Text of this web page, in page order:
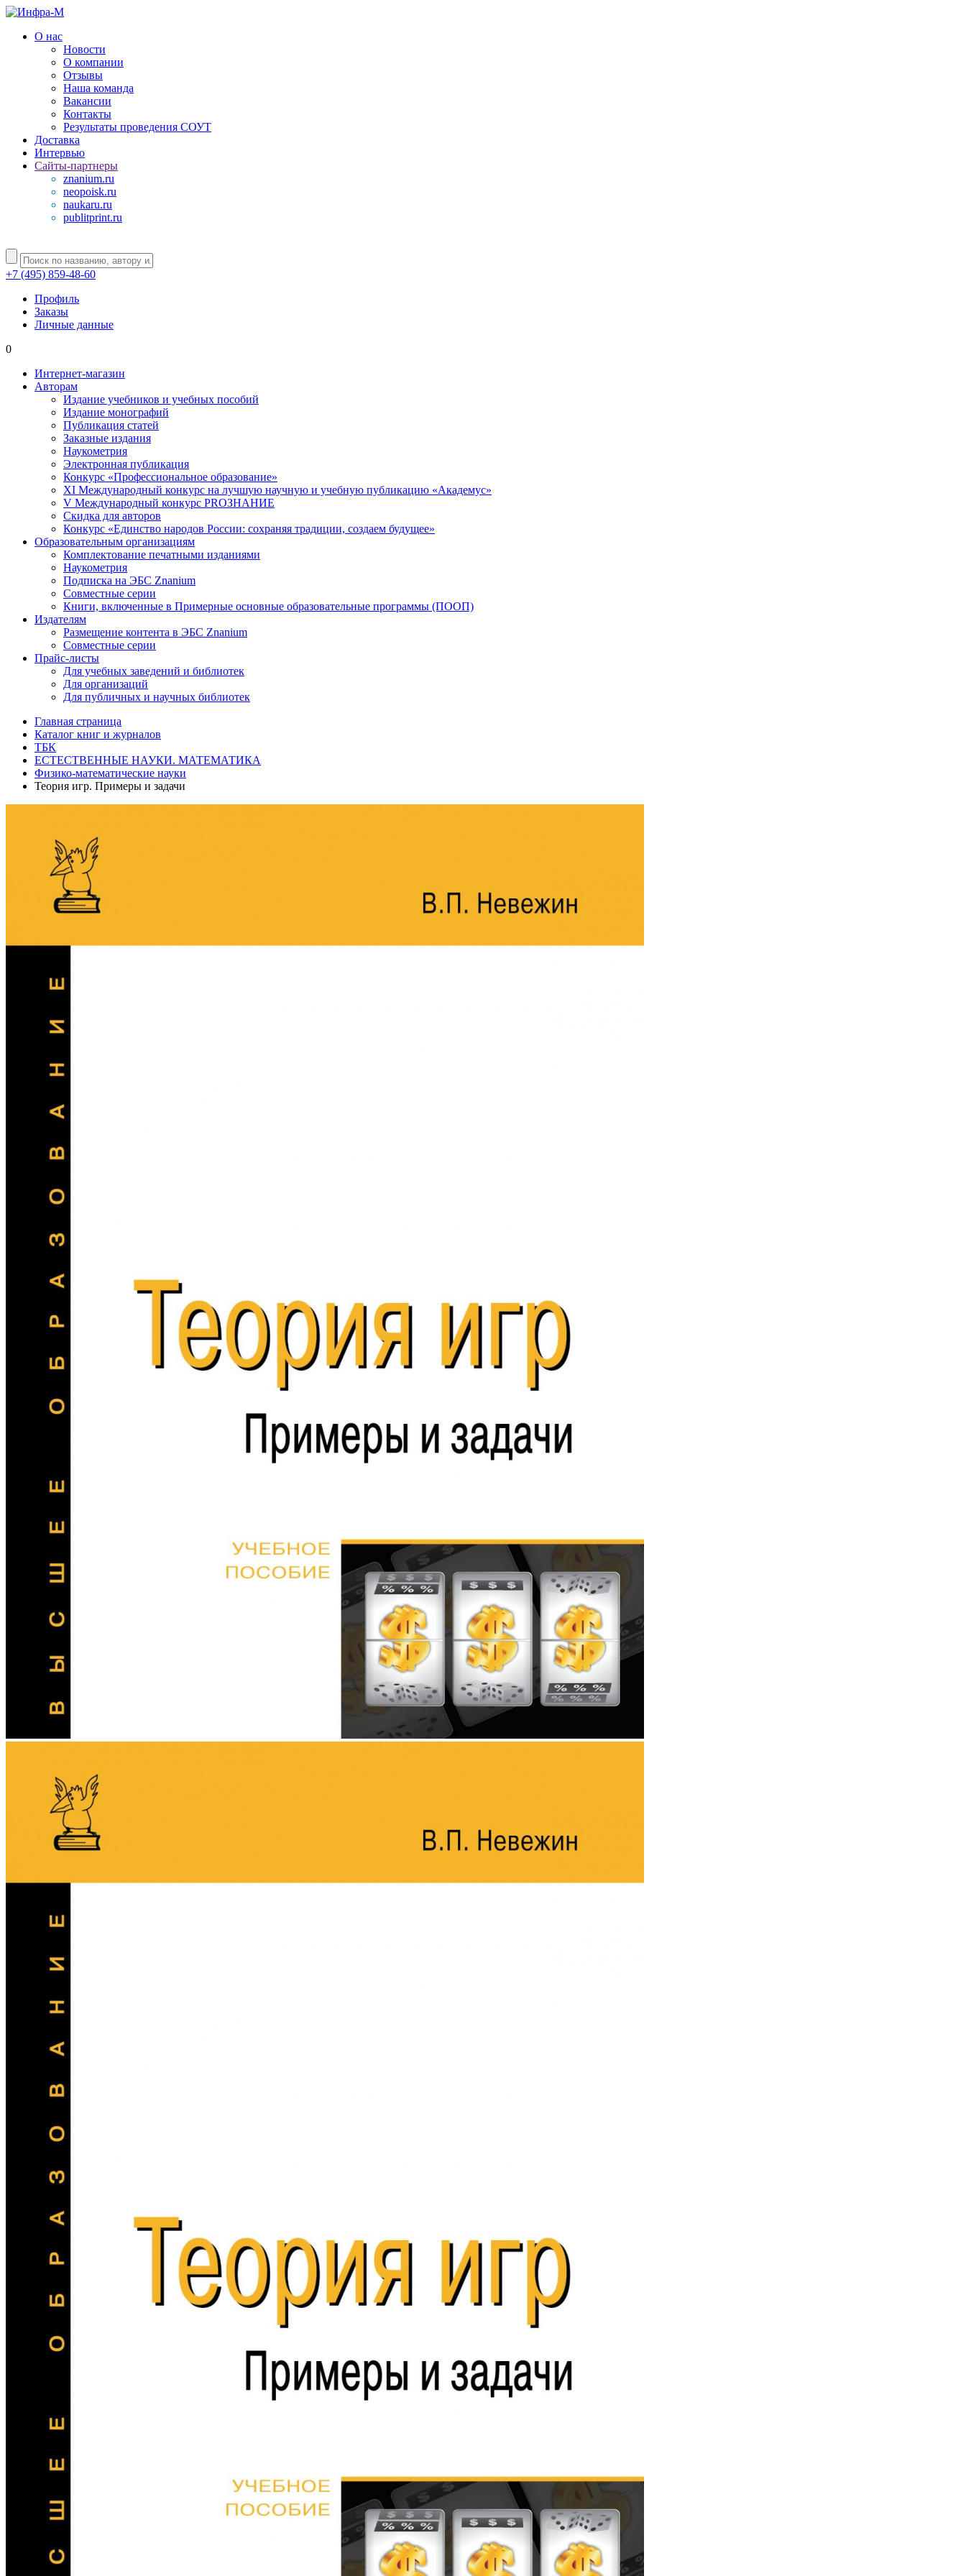
О нас
Новости
О компании
Отзывы
Наша команда
Вакансии
Контакты
Результаты проведения СОУТ
Доставка
Интервью
Сайты-партнеры
znanium.ru
neopoisk.ru
naukaru.ru
publitprint.ru
+7 (495) 859-48-60
Профиль
Заказы
Личные данные
0
Интернет-магазин
Авторам
Издание учебников и учебных пособий
Издание монографий
Публикация статей
Заказные издания
Наукометрия
Электронная публикация
Конкурс «Профессиональное образование»
XI Международный конкурс на лучшую научную и учебную публикацию «Академус»
V Международный конкурс PROЗНАНИЕ
Скидка для авторов
Конкурс «Единство народов России: сохраняя традиции, создаем будущее»
Образовательным организациям
Комплектование печатными изданиями
Наукометрия
Подписка на ЭБС Znanium
Совместные серии
Книги, включенные в Примерные основные образовательные программы (ПООП)
Издателям
Размещение контента в ЭБС Znanium
Совместные серии
Прайс-листы
Для учебных заведений и библиотек
Для организаций
Для публичных и научных библиотек
Главная страница
Каталог книг и журналов
ТБК
ЕСТЕСТВЕННЫЕ НАУКИ. МАТЕМАТИКА
Физико-математические науки
Теория игр. Примеры и задачи